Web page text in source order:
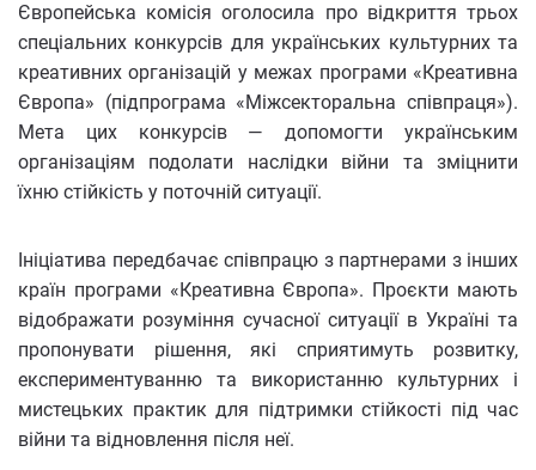
Європейська комісія оголосила про відкриття трьох
спеціальних конкурсів для українських культурних та
креативних організацій у межах програми «Креативна
Європа» (підпрограма «Міжсекторальна співпраця»).
Мета цих конкурсів — допомогти українським
організаціям подолати наслідки війни та зміцнити
їхню стійкість у поточній ситуації.
Ініціатива передбачає співпрацю з партнерами з інших
країн програми «Креативна Європа». Проєкти мають
відображати розуміння сучасної ситуації в Україні та
пропонувати рішення, які сприятимуть розвитку,
експериментуванню та використанню культурних і
мистецьких практик для підтримки стійкості під час
війни та відновлення після неї.